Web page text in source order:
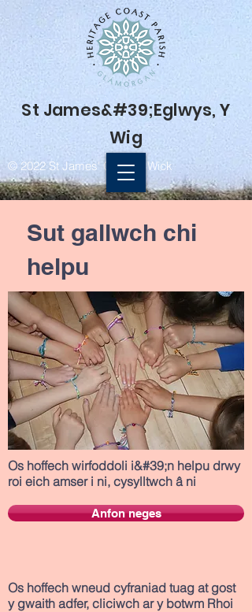
St James&#39;Eglwys, Y
Wig
© 2022 St James' Church, Wick
Sut gallwch chi
helpu
Os hoffech wirfoddoli i&#39;n helpu drwy
roi eich amser i ni, cysylltwch â ni
Os hoffech wneud cyfraniad tuag at gost
y gwaith adfer, cliciwch ar y botwm Rhoi
Anfon neges